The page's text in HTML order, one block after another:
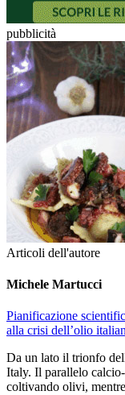
pubblicità
Articoli dell'autore
Michele Martucci
Pianificazione
alla crisi dell’olio
Da un lato il trionfo
Italy. Il parallelo
coltivando olivi,